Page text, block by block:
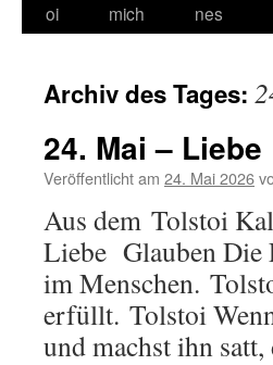
oi
mich
nes
Archiv des Tages:
24. Mai – Liebe
Veröffentlicht am 24. Mai 2026
Aus dem Tolstoi
Liebe Glauben Die
im Menschen.
erfüllt. Tolstoi
und machst ihn